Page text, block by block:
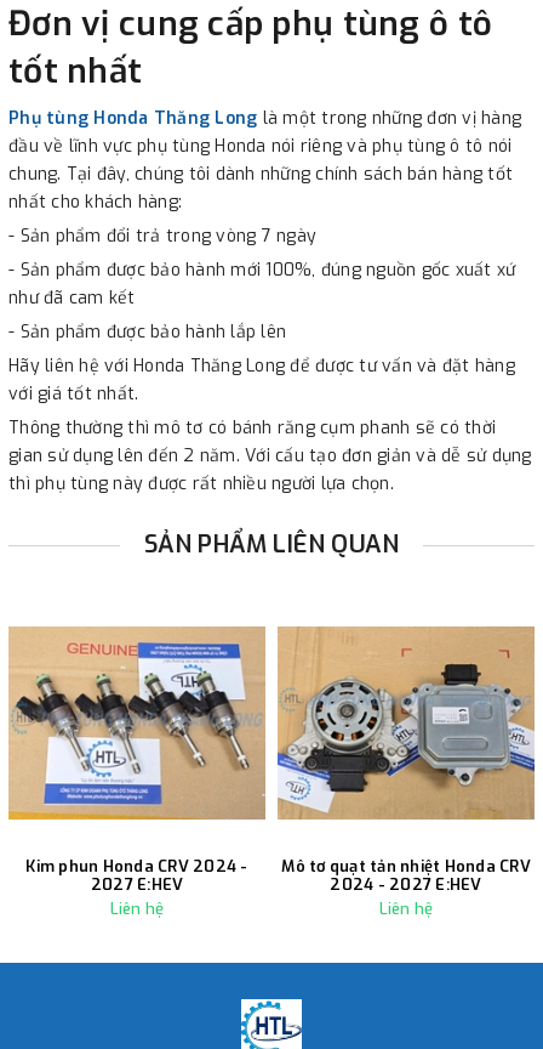
Đơn vị cung cấp phụ tùng ô tô
tốt nhất
Phụ tùng Honda Thăng Long là một trong những đơn vị hàng
đầu về lĩnh vực phụ tùng Honda nói riêng và phụ tùng ô tô nói
chung. Tại đây, chúng tôi dành những chính sách bán hàng tốt
nhất cho khách hàng:
- Sản phẩm đổi trả trong vòng 7 ngày
- Sản phẩm được bảo hành mới 100%, đúng nguồn gốc xuất xứ
như đã cam kết
- Sản phẩm được bảo hành lắp lên
Hãy liên hệ với Honda Thăng Long để được tư vấn và đặt hàng
với giá tốt nhất.
Thông thường thì mô tơ có bánh răng cụm phanh sẽ có thời
gian sử dụng lên đến 2 năm. Với cấu tạo đơn giản và dễ sử dụng
thì phụ tùng này được rất nhiều người lựa chọn.
SẢN PHẨM LIÊN QUAN
Kim phun Honda CRV 2024 -
2027 E:HEV
Liên hệ
Mô tơ quạt tản nhiệt Honda CRV
2024 - 2027 E:HEV
Liên hệ